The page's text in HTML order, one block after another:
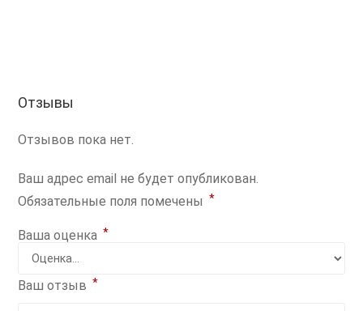
Отзывы
Отзывов пока нет.
Ваш адрес email не будет опубликован.
Обязательные поля помечены *
Ваша оценка *
Ваш отзыв *